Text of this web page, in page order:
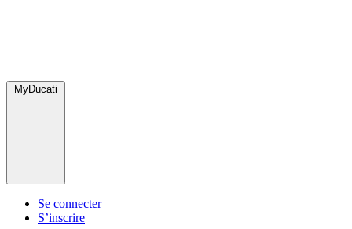
MyDucati
Se connecter
S’inscrire